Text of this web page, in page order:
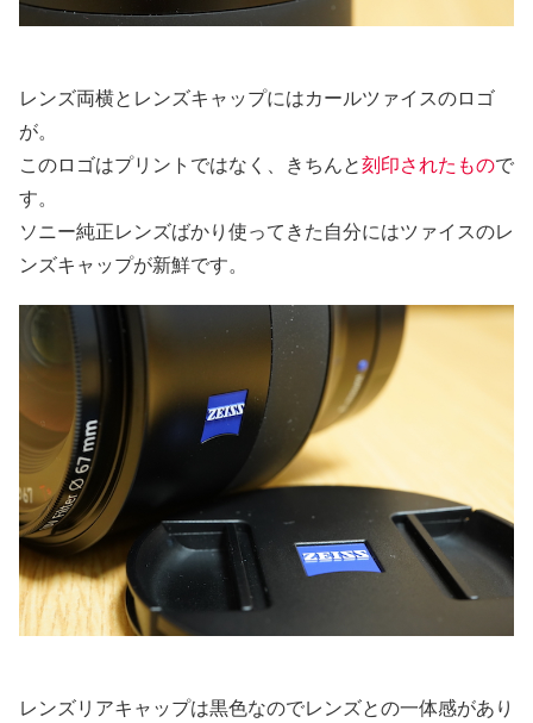
レンズ両横とレンズキャップにはカールツァイスのロゴ
が。
このロゴはプリントではなく、きちんと刻印されたもので
す。
ソニー純正レンズばかり使ってきた自分にはツァイスのレ
ンズキャップが新鮮です。
レンズリアキャップは黒色なのでレンズとの一体感があり